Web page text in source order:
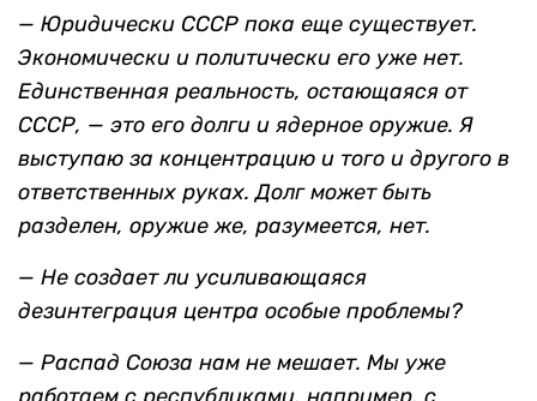
Раджабов отметил, что национальное
движение в селе Первомайское Каякентского
района уже вооружилось и вышло из под
контроля властей Дагестана.
В номере напечатано мини-интервью
президента Европейского банка
реконструкции и развития (ЕБРР) Жака
Аттали:
— «Как вы оцениваете нынешнее состояние
СССР?